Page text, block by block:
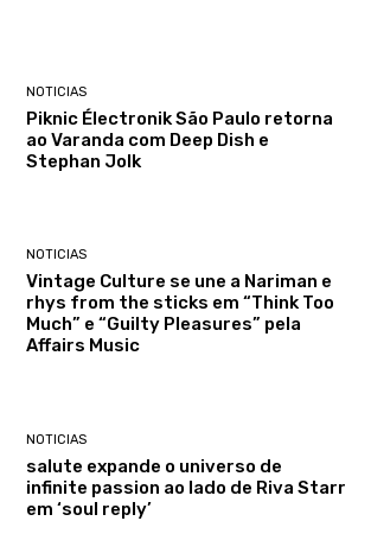
NOTICIAS
Piknic Électronik São Paulo retorna
ao Varanda com Deep Dish e
Stephan Jolk
NOTICIAS
Vintage Culture se une a Nariman e
rhys from the sticks em “Think Too
Much” e “Guilty Pleasures” pela
Affairs Music
NOTICIAS
salute expande o universo de
infinite passion ao lado de Riva Starr
em ‘soul reply’